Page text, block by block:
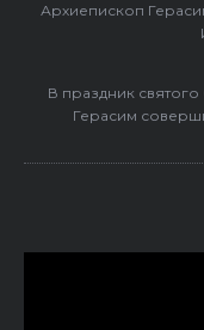
Архиепископ
В праздник
Герасим